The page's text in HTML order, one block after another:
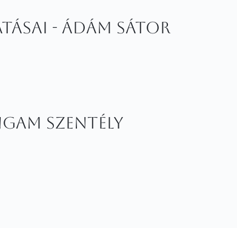
- Ádám Sátor
Szentély